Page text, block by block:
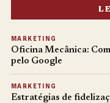
MARKETING
Oficina Mecânica:
pelo Google
MARKETING
Estratégias de